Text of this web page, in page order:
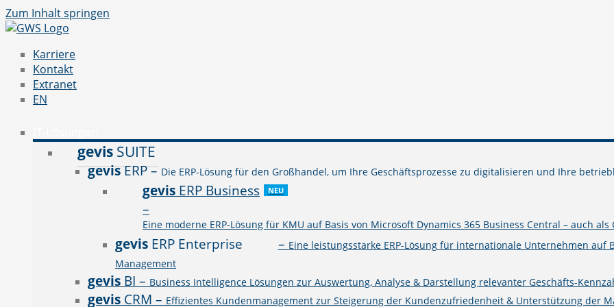
Zum Inhalt springen
Karriere
Kontakt
Extranet
EN
gevis SUITE
gevisERP– Die ERP-Lösung für den Großhandel, um Ihre Geschäftsprozesse zu digitalisieren und Ihre
gevis ERP Business
–
Eine moderne ERP-Lösung für KMU auf Basis von Microsoft Dynamics 365 Business Central – auch als
NEU
gevis ERP Enterprise – Eine leistungsstarke ERP-Lösung für internationale Unternehmen auf
Management
gevis BI – Business Intelligence Lösungen zur Auswertung, Analyse & Darstellung relevanter Geschäfts-
gevis CRM – Effizientes Kundenmanagement zur Steigerung der Kundenzufriedenheit & Unterstützung der